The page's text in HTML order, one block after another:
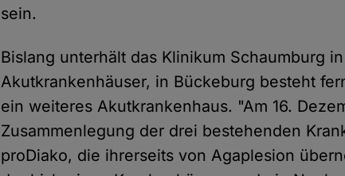
sein.
Bislang unterhält das Klinikum Schaumburg
Akutkrankenhäuser, in Bückeburg besteht
ein weiteres Akutkrankenhaus. "Am 16.
Zusammenlegung der drei bestehenden
proDiako, die ihrerseits von Agaplesion